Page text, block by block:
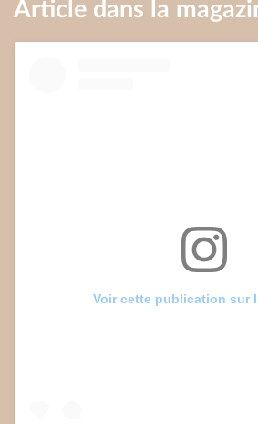
Article dans la
Voir cette publication sur